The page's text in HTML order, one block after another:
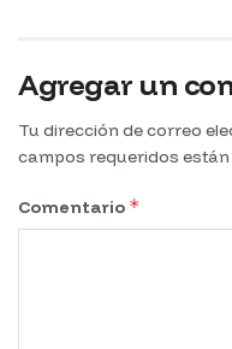
Agregar un
Tu dirección de correo
campos requeridos
Comentario *